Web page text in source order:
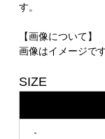
す。
【画像について】
画像はイメージで
SIZE
-